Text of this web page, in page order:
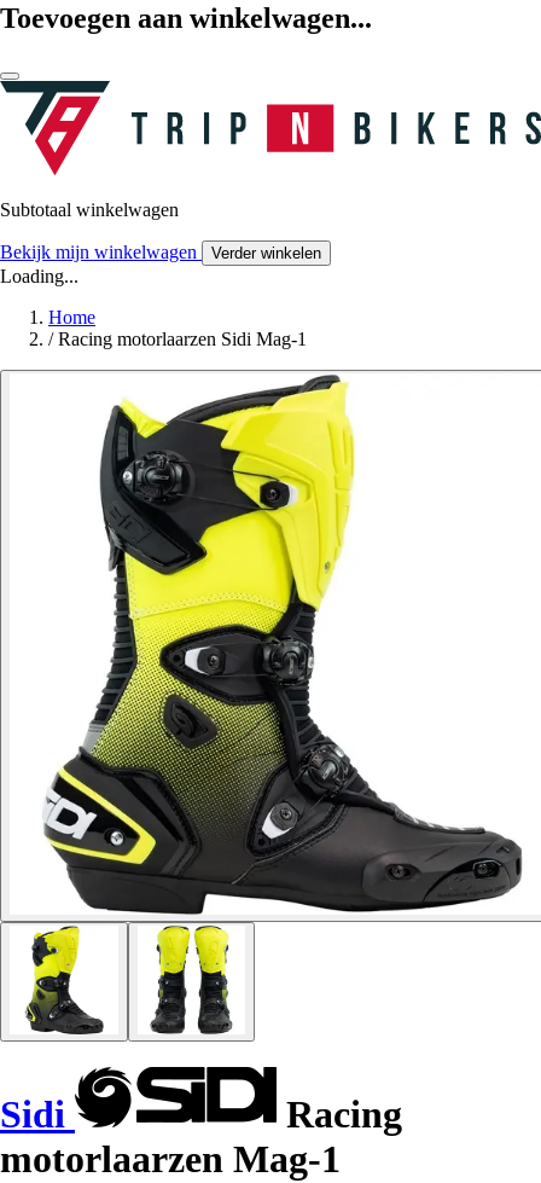
Toevoegen aan winkelwagen...
Subtotaal winkelwagen
Bekijk mijn winkelwagen Verder winkelen
Loading...
Home
/ Racing motorlaarzen Sidi Mag-1
Sidi
Racing
motorlaarzen Mag-1